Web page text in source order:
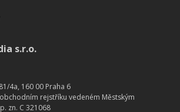
s.r.o.
4a, 160 00 Praha 6
rejstříku vedeném Městským
zn. C 321068